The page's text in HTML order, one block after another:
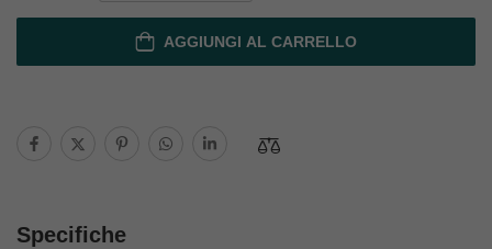
AGGIUNGI AL CARRELLO
Specifiche